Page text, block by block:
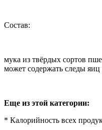
Состав:
мука из твёрдых сортов
может содержать следы яиц
Еще из этой категории:
* Калорийность всех